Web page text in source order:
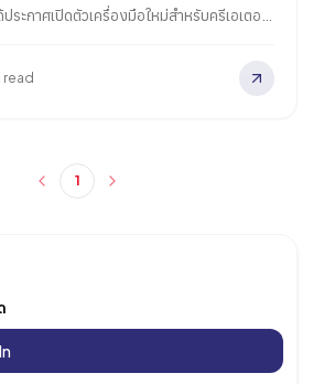
ระกาศเปิดตัวเครื่องมือใหม่สำหรับครีเอเตอร์
น Creator Mode ตัวช่วยสำหรับนักการ
read
1